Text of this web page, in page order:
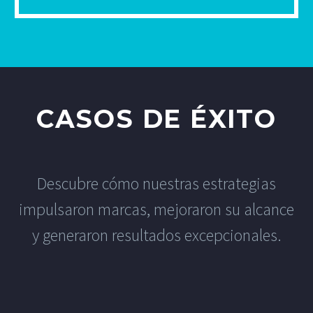
CASOS DE ÉXITO
Descubre cómo nuestras estrategias
impulsaron marcas, mejoraron su alcance
y generaron resultados excepcionales.